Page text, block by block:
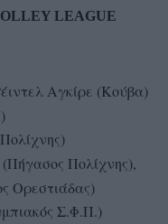
LEAGUE
Αγκίρε (Κούβα)
Πολίχνης),
Ορεστιάδας)
Σ.Φ.Π.)